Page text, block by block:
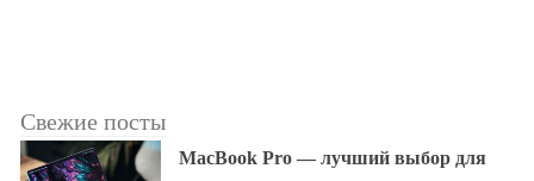
Свежие посты
MacBook Pro — лучший выбор для